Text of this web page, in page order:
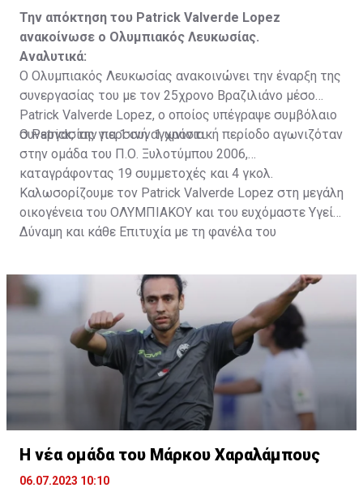
Την απόκτηση του Patrick Valverde Lopez
ανακοίνωσε ο Ολυμπιακός Λευκωσίας.
Αναλυτικά:
Ο Ολυμπιακός Λευκωσίας ανακοινώνει την έναρξη της
συνεργασίας του με τον 25χρονο Βραζιλιάνο μέσο
Patrick Valverde Lopez, ο οποίος υπέγραψε συμβόλαιο
συνεργασίας για 1 συν 1 χρόνια.
Ο Patrick, την περσινή αγωνιστική περίοδο αγωνιζόταν
στην ομάδα του Π.Ο. Ξυλοτύμπου 2006,
καταγράφοντας 19 συμμετοχές και 4 γκολ.
Καλωσορίζουμε τον Patrick Valverde Lopez στη μεγάλη
οικογένεια του ΟΛΥΜΠΙΑΚΟΥ και του ευχόμαστε Υγεία,
Δύναμη και κάθε Επιτυχία με τη φανέλα του
Η νέα ομάδα του Μάρκου Χαραλάμπους
06.07.2023 10:10